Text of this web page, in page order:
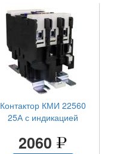
Контактор КМИ 22560
25А с индикацией
2060